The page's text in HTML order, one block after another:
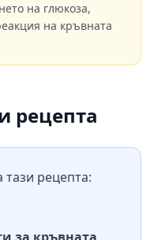
на глюкоза,
на кръвната
рецепта
тази рецепта: